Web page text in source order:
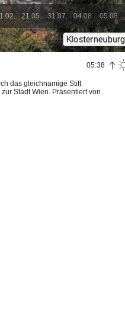
05.08.
04.08.
31.07.
21.05.
05:38
das gleichnamige Stift
Stadt Wien. Präsentiert von